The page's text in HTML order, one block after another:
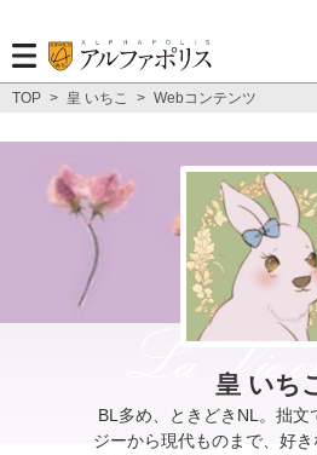
TOP > 皇 いちこ > Webコンテンツ
皇 いち
BL多め、ときどきNL。拙文
ジーから現代ものまで、好